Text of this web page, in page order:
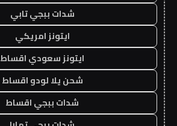
شدات ببجي تابي
ايتونز امريكي
ايتونز سعودي اقساط
شحن يلا لودو اقساط
شدات ببجي اقساط